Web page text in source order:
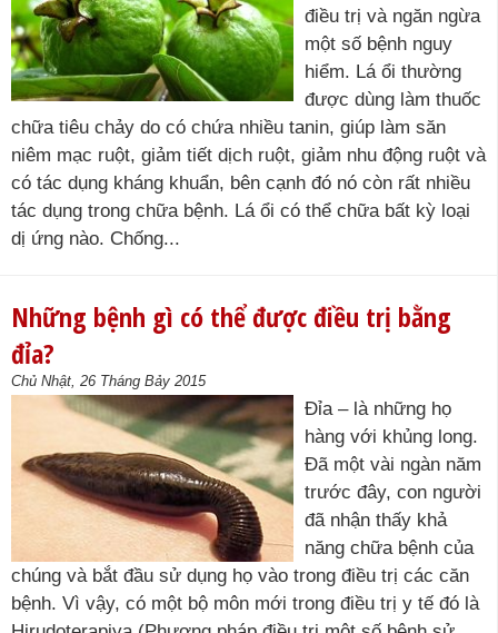
điều trị và ngăn ngừa
một số bệnh nguy
hiểm. Lá ổi thường
được dùng làm thuốc
chữa tiêu chảy do có chứa nhiều tanin, giúp làm săn
niêm mạc ruột, giảm tiết dịch ruột, giảm nhu động ruột và
có tác dụng kháng khuẩn, bên cạnh đó nó còn rất nhiều
tác dụng trong chữa bệnh. Lá ổi có thể chữa bất kỳ loại
dị ứng nào. Chống...
Những bệnh gì có thể được điều trị bằng
đỉa?
Chủ Nhật, 26 Tháng Bảy 2015
Đỉa – là những họ
hàng với khủng long.
Đã một vài ngàn năm
trước đây, con người
đã nhận thấy khả
năng chữa bệnh của
chúng và bắt đầu sử dụng họ vào trong điều trị các căn
bệnh. Vì vậy, có một bộ môn mới trong điều trị y tế đó là